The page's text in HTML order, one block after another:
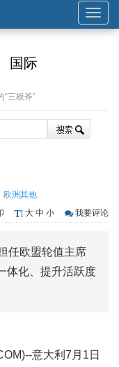
展
开
国际
“三板斧”
欧洲其他
大 中 小 我要评论
任欧盟轮值主席
体化、提升活跃度
意大利7月1日